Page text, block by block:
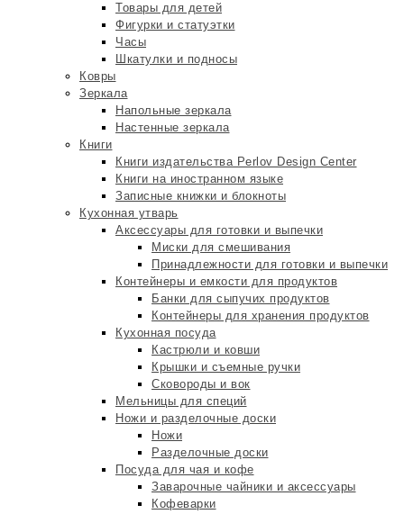
Товары для детей
Фигурки и статуэтки
Часы
Шкатулки и подносы
Ковры
Зеркала
Напольные зеркала
Настенные зеркала
Книги
Книги издательства Perlov Design Center
Книги на иностранном языке
Записные книжки и блокноты
Кухонная утварь
Аксессуары для готовки и выпечки
Миски для смешивания
Принадлежности для готовки и выпечки
Контейнеры и емкости для продуктов
Банки для сыпучих продуктов
Контейнеры для хранения продуктов
Кухонная посуда
Кастрюли и ковши
Крышки и съемные ручки
Сковороды и вок
Мельницы для специй
Ножи и разделочные доски
Ножи
Разделочные доски
Посуда для чая и кофе
Заварочные чайники и аксессуары
Кофеварки